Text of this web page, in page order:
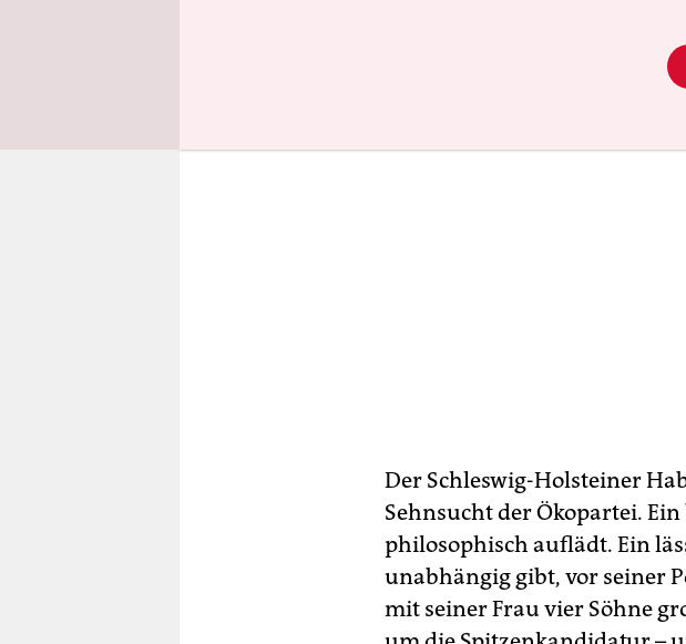
Der Schleswig-Holsteiner
Sehnsucht der Ökopartei.
philosophisch auflädt. Ein
unabhängig gibt, vor seiner
mit seiner Frau vier Söhne